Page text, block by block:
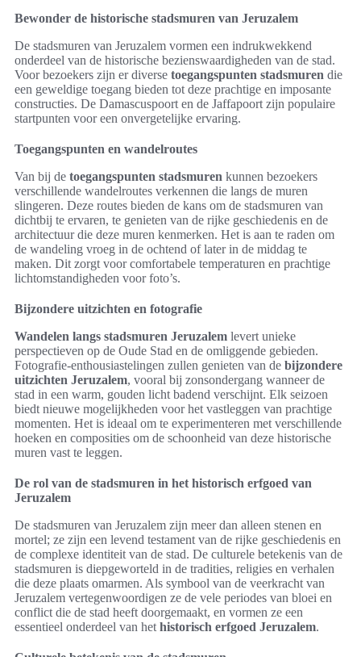
Bewonder de historische stadsmuren van Jeruzalem
De stadsmuren van Jeruzalem vormen een indrukwekkend
onderdeel van de historische bezienswaardigheden van de stad.
Voor bezoekers zijn er diverse toegangspunten stadsmuren die
een geweldige toegang bieden tot deze prachtige en imposante
constructies. De Damascuspoort en de Jaffapoort zijn populaire
startpunten voor een onvergetelijke ervaring.
Toegangspunten en wandelroutes
Van bij de toegangspunten stadsmuren kunnen bezoekers
verschillende wandelroutes verkennen die langs de muren
slingeren. Deze routes bieden de kans om de stadsmuren van
dichtbij te ervaren, te genieten van de rijke geschiedenis en de
architectuur die deze muren kenmerken. Het is aan te raden om
de wandeling vroeg in de ochtend of later in de middag te
maken. Dit zorgt voor comfortabele temperaturen en prachtige
lichtomstandigheden voor foto’s.
Bijzondere uitzichten en fotografie
Wandelen langs stadsmuren Jeruzalem levert unieke
perspectieven op de Oude Stad en de omliggende gebieden.
Fotografie-enthousiastelingen zullen genieten van de bijzondere
uitzichten Jeruzalem, vooral bij zonsondergang wanneer de
stad in een warm, gouden licht badend verschijnt. Elk seizoen
biedt nieuwe mogelijkheden voor het vastleggen van prachtige
momenten. Het is ideaal om te experimenteren met verschillende
hoeken en composities om de schoonheid van deze historische
muren vast te leggen.
De rol van de stadsmuren in het historisch erfgoed van
Jeruzalem
De stadsmuren van Jeruzalem zijn meer dan alleen stenen en
mortel; ze zijn een levend testament van de rijke geschiedenis en
de complexe identiteit van de stad. De culturele betekenis van de
stadsmuren is diepgeworteld in de tradities, religies en verhalen
die deze plaats omarmen. Als symbool van de veerkracht van
Jeruzalem vertegenwoordigen ze de vele periodes van bloei en
conflict die de stad heeft doorgemaakt, en vormen ze een
essentieel onderdeel van het historisch erfgoed Jeruzalem.